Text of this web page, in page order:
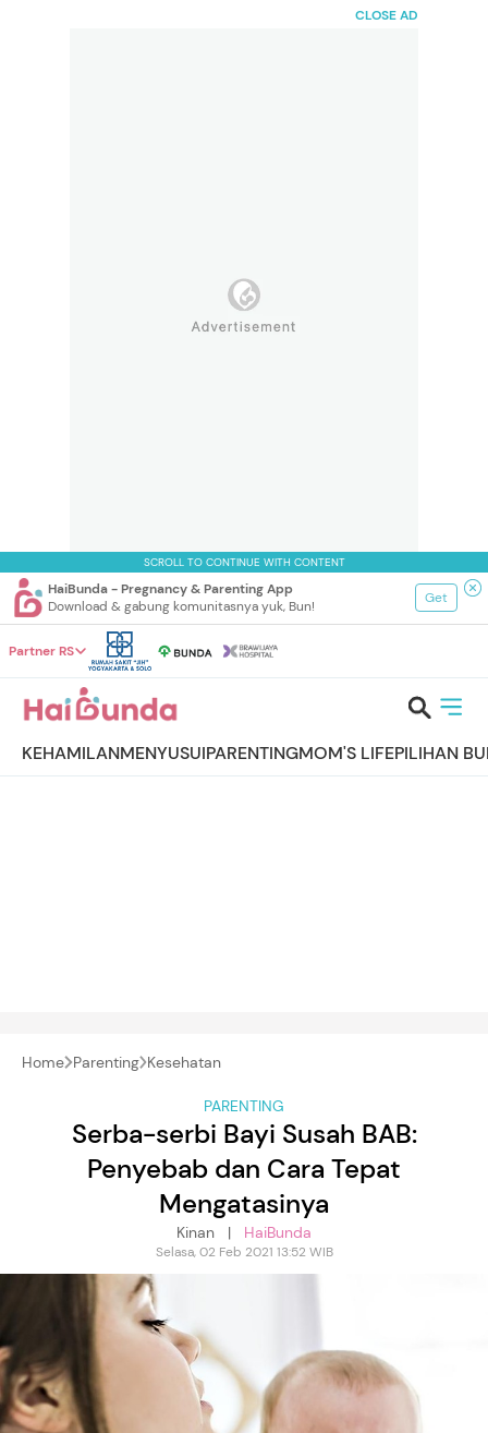
CLOSE AD
SCROLL TO CONTINUE WITH CONTENT
HaiBunda - Pregnancy & Parenting App
Download & gabung komunitasnya yuk, Bun!
Get
Partner RS
KEHAMILANMENYUSUIPARENTINGMOM'S LIFEPILIHAN
Home Parenting Kesehatan
PARENTING
Serba-serbi Bayi Susah BAB:
Penyebab dan Cara Tepat
Mengatasinya
Kinan | HaiBunda
Selasa, 02 Feb 2021 13:52 WIB